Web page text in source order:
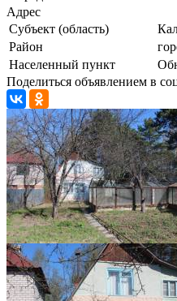
Адрес
Субъект (область)
Район
Населенный пункт
Поделиться объявлением в